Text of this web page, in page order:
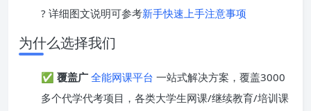
? 详细图文说明可参考新手快速上手注意事项
为什么选择我们
✅ 覆盖广 全能网课平台 一站式解决方案，覆盖3000
多个代学代考项目，各类大学生网课/继续教育/培训课